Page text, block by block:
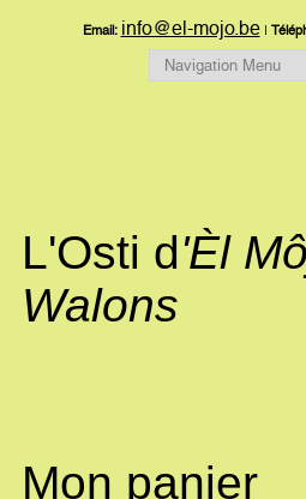
Email: info@el-mojo.be|
L'Osti d'Èl
Walons
Mon panier